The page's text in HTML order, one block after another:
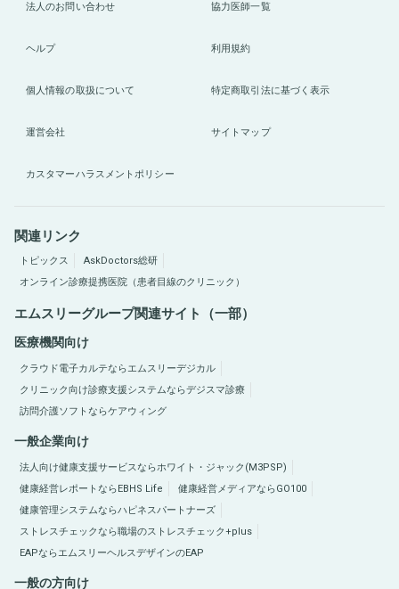
法人のお問い合わせ 協力医師一覧
ヘルプ 利用規約
個人情報の取扱について 特定商取引法に基づく表示
運営会社 サイトマップ
カスタマーハラスメントポリシー
関連リンク
トピックス
AskDoctors総研
オンライン診療提携医院（患者目線のクリニック）
エムスリーグループ関連サイト（一部）
医療機関向け
クラウド電子カルテならエムスリーデジカル
クリニック向け診療支援システムならデジスマ診療
訪問介護ソフトならケアウィング
一般企業向け
法人向け健康支援サービスならホワイト・ジャック(M3PSP)
健康経営レポートならEBHS Life
健康経営メディアならGO100
健康管理システムならハピネスパートナーズ
ストレスチェックなら職場のストレスチェック+plus
EAPならエムスリーヘルスデザインのEAP
一般の方向け